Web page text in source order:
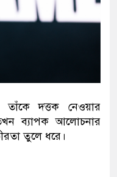
দত্তক নেওয়ার
ব্যাপক আলোচনার
তুলে ধরে।